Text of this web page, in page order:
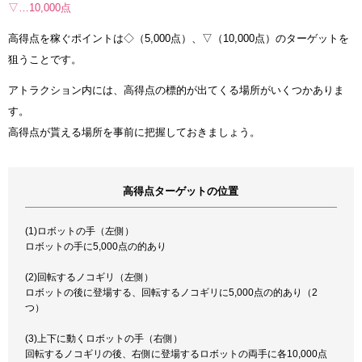
▽…10,000点
高得点を稼ぐポイントは◇（5,000点）、▽（10,000点）のターゲットを
狙うことです。
アトラクション内には、高得点の標的が出てくる場所がいくつかありま
す。
高得点が貰える場所を事前に把握しておきましょう。
高得点ターゲットの位置
(1)ロボットの手（左側）
ロボットの手に5,000点の的あり
(2)回転するノコギリ（左側）
ロボットの後に登場する、回転するノコギリに5,000点の的あり（2
つ）
(3)上下に動くロボットの手（右側）
回転するノコギリの後、右側に登場するロボットの両手に各10,000点